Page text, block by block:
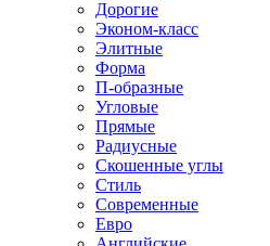
Дорогие
Эконом-класс
Элитные
Форма
П-образные
Угловые
Прямые
Радиусные
Скошенные углы
Стиль
Современные
Евро